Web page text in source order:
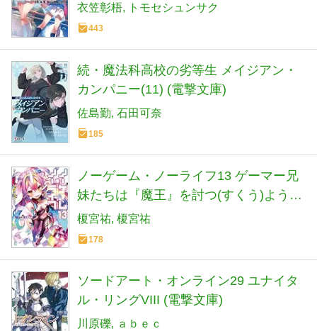
衣笠彰梧 トモセシュンサク
443
続・魔法科高校の劣等生 メイジアン・
カンパニー(11) (電撃文庫)
佐島勤 石田可奈
185
ノーゲーム・ノーライフ13 ゲーマー兄
妹たちは『魔王』を討つ(すくう)ようで
す (MF文庫J)
榎宮祐 榎宮祐
178
ソードアート・オンライン29 ユナイタ
ル・リングVIII (電撃文庫)
川原礫 ａｂｅｃ